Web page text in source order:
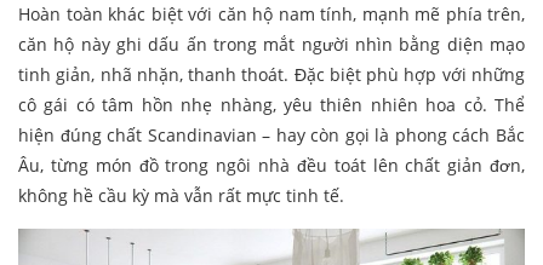
Hoàn toàn khác biệt với căn hộ nam tính, mạnh mẽ phía trên,
căn hộ này ghi dấu ấn trong mắt người nhìn bằng diện mạo
tinh giản, nhã nhặn, thanh thoát. Đặc biệt phù hợp với những
cô gái có tâm hồn nhẹ nhàng, yêu thiên nhiên hoa cỏ. Thể
hiện đúng chất Scandinavian – hay còn gọi là phong cách Bắc
Âu, từng món đồ trong ngôi nhà đều toát lên chất giản đơn,
không hề cầu kỳ mà vẫn rất mực tinh tế.